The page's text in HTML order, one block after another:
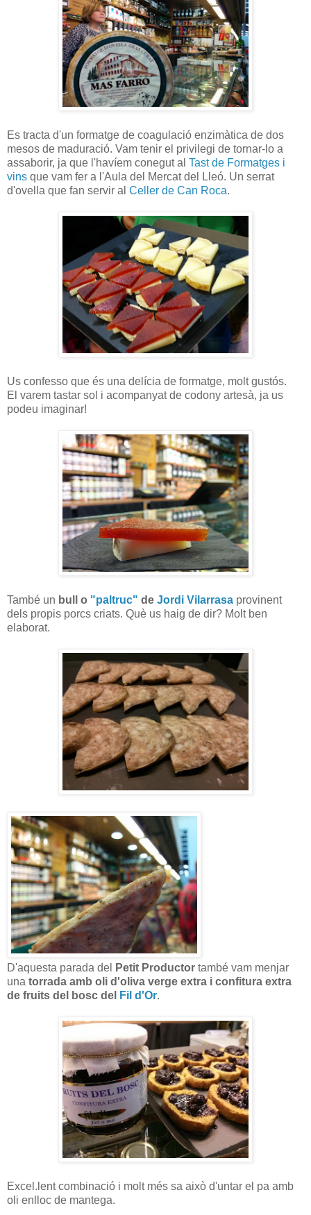
Es tracta d'un formatge de coagulació enzimàtica de dos
mesos de maduració. Vam tenir el privilegi de tornar-lo a
assaborir, ja que l'havíem conegut al Tast de Formatges i
vins que vam fer a l'Aula del Mercat del Lleó. Un serrat
d'ovella que fan servir al Celler de Can Roca.
Us confesso que és una delícia de formatge, molt gustós.
El varem tastar sol i acompanyat de codony artesà, ja us
podeu imaginar!
També un bull o "paltruc" de Jordi Vilarrasa provinent
dels propis porcs criats. Què us haig de dir? Molt ben
elaborat.
D'aquesta parada del Petit Productor també vam menjar
una torrada amb oli d'oliva verge extra i confitura extra
de fruits del bosc del
Fil d'Or.
Excel.lent combinació i molt més sa això d'untar el pa amb
oli enlloc de mantega.